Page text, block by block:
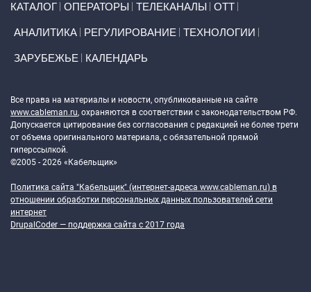
КАТАЛОГ ОПЕРАТОРЫ ТЕЛЕКАНАЛЫ ОТТ
АНАЛИТИКА РЕГУЛИРОВАНИЕ ТЕХНОЛОГИИ
ЗАРУБЕЖЬЕ КАЛЕНДАРЬ
Все права на материалы и новости, опубликованные на сайте
www.cableman.ru, охраняются в соответствии с законодательством РФ.
Допускается цитирование без согласования с редакцией не более трети
от объема оригинального материала, с обязательной прямой
гиперссылкой.
©2005 - 2026 «Кабельщик»
Политика сайта "Кабельщик" (интернет-адреса www.cableman.ru) в
отношении обработки персональных данных пользователей сети
интернет
DrupalCoder — поддержка сайта c 2017 года